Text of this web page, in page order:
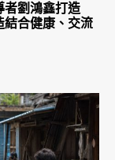
劉鴻鑫打造
結合健康、交流